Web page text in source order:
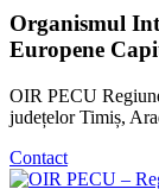
Organismul
Europene
OIR PECU
județelor Timiș,
Contact